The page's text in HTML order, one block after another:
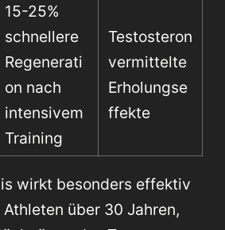
15-25%
schnellere
Regenerati
on nach
intensivem
Training
Testosteron
vermittelte
Erholungse
ffekte
wirkt besonders effektiv
über 30 Jahren,